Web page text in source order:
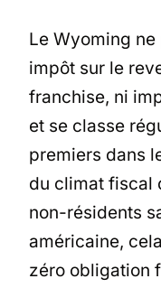
Le Wyoming
impôt sur le
franchise, ni
et se classe
premiers dans
du climat fiscal
non-résidents
américaine,
zéro obligation